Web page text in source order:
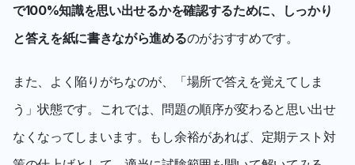
で100%知識を思い出せるかを確認するために、しっかり
と答えを紙に書きながら進めるのがおすすめです。
また、よく陥りがちなのが、「場所で答えを覚えてしま
う」状態です。これでは、問題の順序が変わると思い出せ
なくなってしまいます。もし余裕があれば、定期テスト対